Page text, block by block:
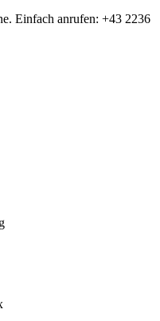
Einfach anrufen: +43 2236